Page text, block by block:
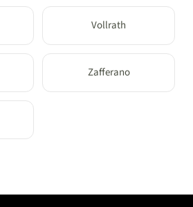
Vollrath
Zafferano